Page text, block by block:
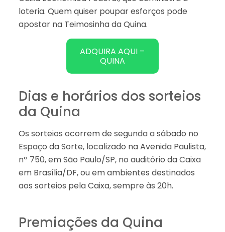
loteria. Quem quiser poupar esforços pode
apostar na Teimosinha da Quina.
ADQUIRA AQUI –
QUINA
Dias e horários dos sorteios
da Quina
Os sorteios ocorrem de segunda a sábado no
Espaço da Sorte, localizado na Avenida Paulista,
nº 750, em São Paulo/SP, no auditório da Caixa
em Brasília/DF, ou em ambientes destinados
aos sorteios pela Caixa, sempre às 20h.
Premiações da Quina